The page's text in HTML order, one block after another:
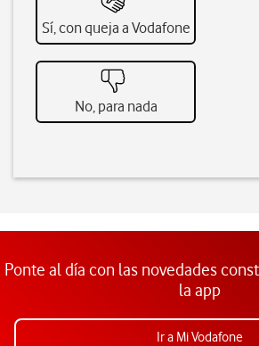
Sí, con queja a Vodafone
No, para nada
Ponte al día con las novedades
la app
Ir a Mi Vodafone